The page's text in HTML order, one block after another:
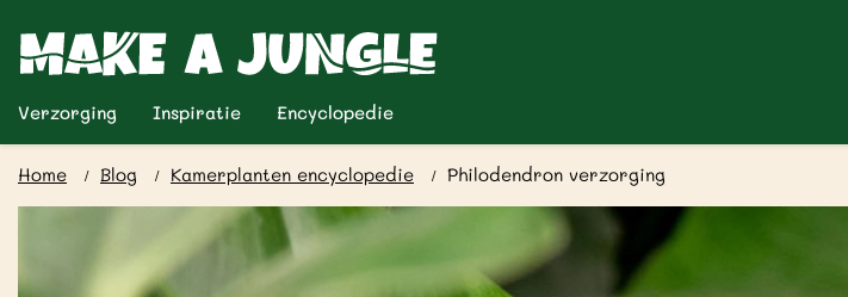
Verzorging Inspiratie Encyclopedie
Home Blog Kamerplanten encyclopedie Philodendron verzorging